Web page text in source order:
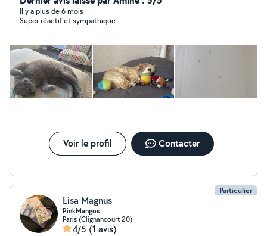
Il y a plus de 6 mois
Super réactif et sympathique
Voir le profil Contacter
Particulier
Lisa Magnus
PinkMangos
Paris (Clignancourt 20)
4/5 (1 avis)